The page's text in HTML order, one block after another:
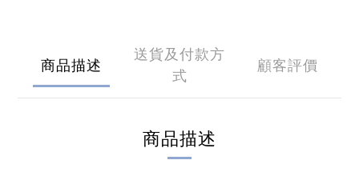
商品描述
送貨及付款方
式
顧客評價
商品描述